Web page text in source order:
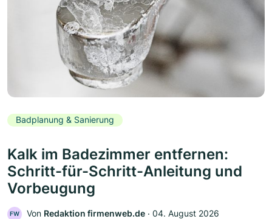
Badplanung & Sanierung
Kalk im Badezimmer entfernen:
Schritt-für-Schritt-Anleitung und
Vorbeugung
FW Von Redaktion firmenweb.de ‧ 04. August 2026